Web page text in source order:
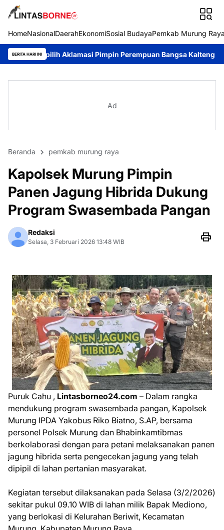
HomeNasionalDaerahEkonomiSosial BudayaPemkab Murung
BERITA HARI INI
Aklamasi Pimpin Perempuan Bangsa Kalteng Periode 2026–2031
Ad
Beranda pemkab murung raya
Kapolsek Murung Pimpin
Panen Jagung Hibrida Dukung
Program Swasembada Pangan
Redaksi
Selasa, 3 Februari 2026 13:48 WIB
Puruk Cahu , Lintasborneo24.com – Dalam rangka
mendukung program swasembada pangan, Kapolsek
Murung IPDA Yakobus Riko Biatno, S.AP, bersama
personel Polsek Murung dan Bhabinkamtibmas
berkolaborasi dengan para petani melaksanakan panen
jagung hibrida serta pengecekan jagung yang telah
dipipil di lahan pertanian masyarakat.
Kegiatan tersebut dilaksanakan pada Selasa (3/2/2026)
sekitar pukul 09.10 WIB di lahan milik Bapak Mediono,
yang berlokasi di Kelurahan Beriwit, Kecamatan